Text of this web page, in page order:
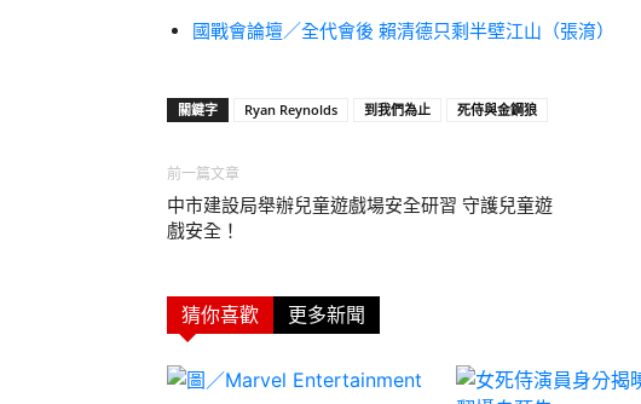
國戰會論壇／全代會後 賴清德只剩半壁江山（張淯）
關鍵字 Ryan Reynolds 到我們為止 死侍與金鋼狼
前一篇文章
中市建設局舉辦兒童遊戲場安全研習 守護兒童遊
戲安全！
猜你喜歡 更多新聞